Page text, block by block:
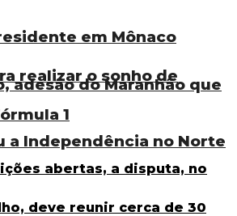
em Mônaco
realizar o sonho de
1
adesão do Maranhão que
a Independência no Norte